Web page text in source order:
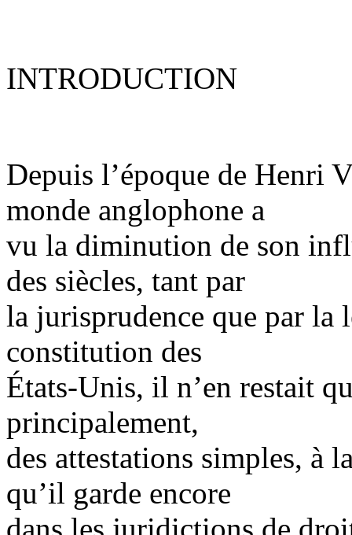
INTRODUCTION
Depuis l’époque de Henri
monde anglophone a
vu la diminution de son
des siècles, tant par
la jurisprudence que par la
constitution des
États-Unis, il n’en restait
principalement,
des attestations simples, à
qu’il garde encore
dans les juridictions de